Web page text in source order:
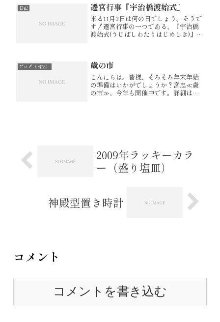
菊が見られることでしょう。そんな季
節...
日記 遷宮行事『宇治橋渡始式』
来る11月3日は何の日でしょう。そうで
す！遷宮行事の一つである、『宇治橋
渡始式(うじばしわたりはじめしき)』が
験なので、是非、体感してきた...
ブログ（日記） 歳の市
こんにちは。皆様、そろそろ年末年始
の準備はいかがでしょうか？宮忠≪歳
の市≫、今年も開催中です。詳細は明
2009年ラッキーカラ
ー（盛り塩皿）
神殿型置き時計
コメント
コメントを書き込む